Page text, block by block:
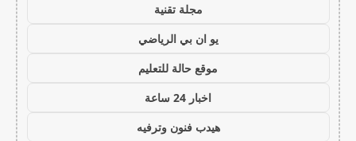
مجلة تقنية
يو ان بي الرياضي
موقع حالة للتعليم
اخبار 24 ساعة
هيدب فنون وترفيه